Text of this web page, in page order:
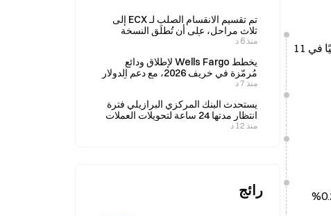
أسهم الشركات المرتبطة بالذكاء الاصطناعي تمثل 45% من القيمة السوقية لمؤشر S&P 500، وسجلت مستوىً قياسيًا في 11
تم تقسيم الانقسام الصلب لـ ECX إلى
ثلاث مراحل، على أن تُطلَق النسخة
النهائية في 31 أكتوبر.
منذ 6 د
يخطط Wells Fargo لإطلاق ودائع
مُرمّزة في خريف 2026، مع دعم الدولار
الأمريكي والجنيه الإسترليني مبدئياً
منذ 7 د
يستحدث البنك المركزي البرازيلي فترة
انتظار مدتها 24 ساعة لتحويلات العملات
الرقمية التي تتجاوز 10,000 دولار.
منذ 12 د
رائج